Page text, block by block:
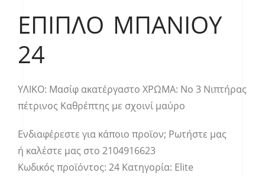
ΈΠΙΠΛΟ ΜΠΆΝΙΟΥ
24
ΥΛΙΚΟ: Μασίφ ακατέργαστο ΧΡΩΜΑ: Νο 3 Νιπτήρας
πέτρινος Καθρέπτης με σχοινί μαύρο
Ενδιαφέρεστε για κάποιο προϊον; Ρωτήστε μας
ή καλέστε μας στο 2104916623
Κωδικός προϊόντος: 24 Κατηγορία: Elite